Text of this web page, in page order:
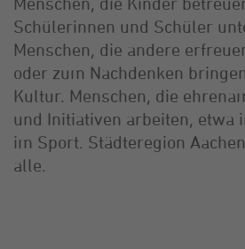
Schülerinnen und Schüler
Menschen, die andere
oder zum Nachdenken
Kultur. Menschen, die
und Initiativen arbeiten, etwa
im Sport. Städteregion
alle.